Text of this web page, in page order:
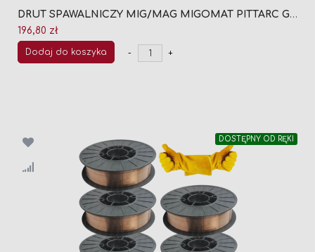
DRUT SPAWALNICZY MIG/MAG MIGOMAT PITTARC G9 SG3 FI 0,8 (SZPULA 16KG)
196,80 zł
Dodaj do koszyka - +
DOSTĘPNY OD RĘKI